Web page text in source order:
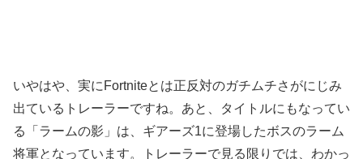
いやはや、実にFortniteとは正反対のガチムチさがにじみ
出ているトレーラーですね。あと、タイトルにもなってい
る「ラームの影」は、ギアーズ1に登場したボスのラーム
将軍となっています。トレーラーで見る限りでは、わかっ